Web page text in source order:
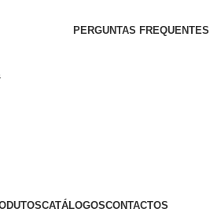
PERGUNTAS FREQUENTES
CATÁLOGOSCONTACTOS